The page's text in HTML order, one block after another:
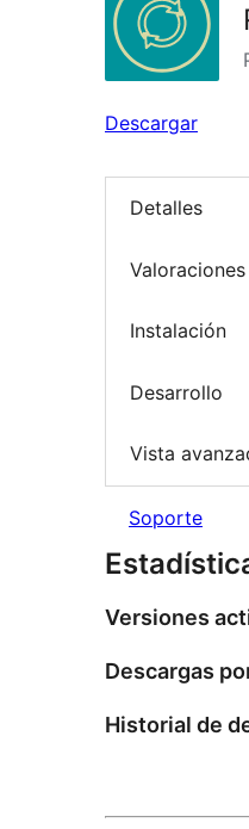
Descargar
Detalles
Valoraciones
Instalación
Desarrollo
Vista
Soporte
Versiones
Descargas
Historial de